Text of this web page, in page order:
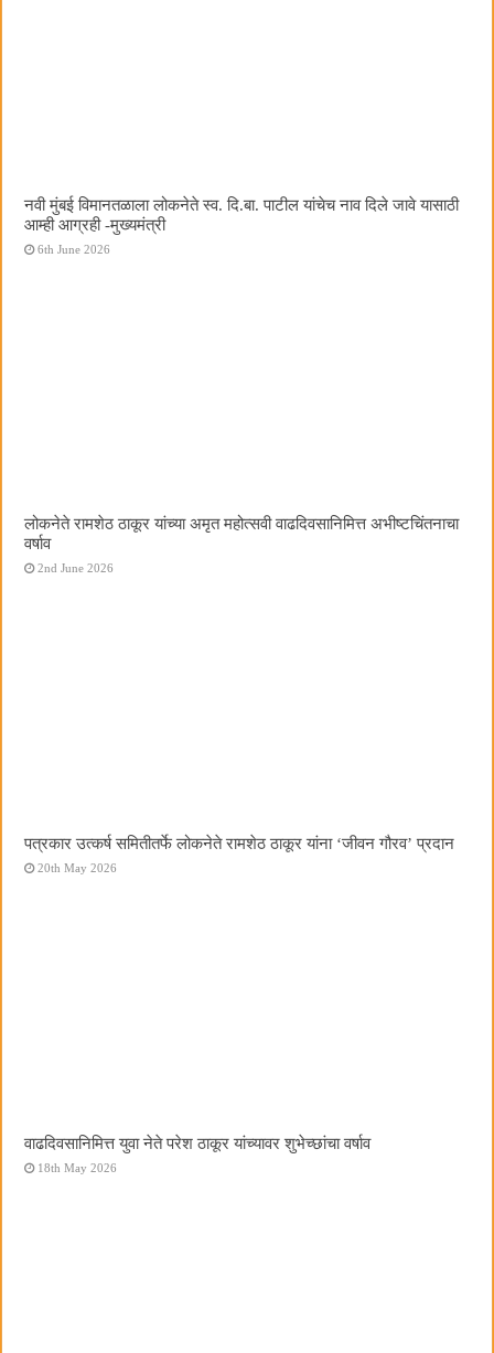
नवी मुंबई विमानतळाला लोकनेते स्व. दि.बा. पाटील यांचेच नाव दिले जावे यासाठी
आम्ही आग्रही -मुख्यमंत्री
6th June 2026
लोकनेते रामशेठ ठाकूर यांच्या अमृत महोत्सवी वाढदिवसानिमित्त अभीष्टचिंतनाचा
वर्षाव
2nd June 2026
पत्रकार उत्कर्ष समितीतर्फे लोकनेते रामशेठ ठाकूर यांना ‌‘जीवन गौरव‌’ प्रदान
20th May 2026
वाढदिवसानिमित्त युवा नेते परेश ठाकूर यांच्यावर शुभेच्छांचा वर्षाव
18th May 2026